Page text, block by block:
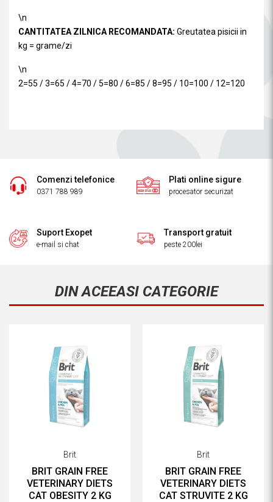
\n
CANTITATEA ZILNICA RECOMANDATA: Greutatea pisicii in
kg = grame/zi
\n
2=55 / 3=65 / 4=70 / 5=80 / 6=85 / 8=95 / 10=100 / 12=120
Comenzi telefonice
0371 788 989
Plati online sigure
procesator securizat
Suport Exopet
e-mail si chat
Transport gratuit
peste 200lei
DIN ACEEASI CATEGORIE
Brit
BRIT GRAIN FREE
VETERINARY DIETS
CAT OBESITY 2 KG
Brit
BRIT GRAIN FREE
VETERINARY DIETS
CAT STRUVITE 2 KG